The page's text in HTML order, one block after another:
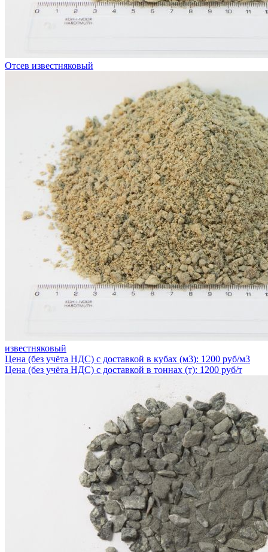
Отсев известняковый
известняковый
Цена (без учёта НДС) с доставкой в кубах (м3): 1200 руб/м3
Цена (без учёта НДС) с доставкой в тоннах (т): 1200 руб/т